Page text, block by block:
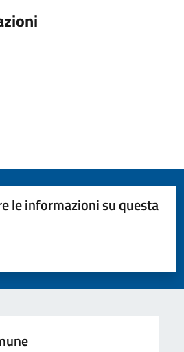
le informazioni su questa
stelle su 5
su 5
5